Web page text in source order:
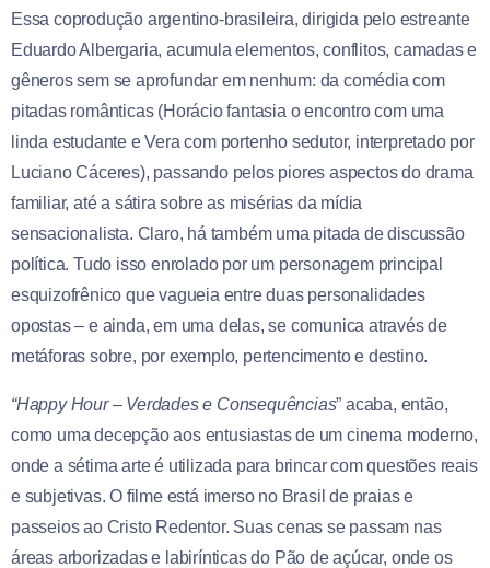
Essa coprodução argentino-brasileira, dirigida pelo estreante
Eduardo Albergaria, acumula elementos, conflitos, camadas e
gêneros sem se aprofundar em nenhum: da comédia com
pitadas românticas (Horácio fantasia o encontro com uma
linda estudante e Vera com portenho sedutor, interpretado por
Luciano Cáceres), passando pelos piores aspectos do drama
familiar, até a sátira sobre as misérias da mídia
sensacionalista. Claro, há também uma pitada de discussão
política. Tudo isso enrolado por um personagem principal
esquizofrênico que vagueia entre duas personalidades
opostas – e ainda, em uma delas, se comunica através de
metáforas sobre, por exemplo, pertencimento e destino.
“Happy Hour – Verdades e Consequências” acaba, então,
como uma decepção aos entusiastas de um cinema moderno,
onde a sétima arte é utilizada para brincar com questões reais
e subjetivas. O filme está imerso no Brasil de praias e
passeios ao Cristo Redentor. Suas cenas se passam nas
áreas arborizadas e labirínticas do Pão de açúcar, onde os